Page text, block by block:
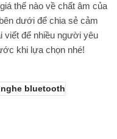
thế nào về chất âm của
dưới để chia sẻ cảm
viết để nhiều người yêu
khi lựa chọn nhé!
bluetooth